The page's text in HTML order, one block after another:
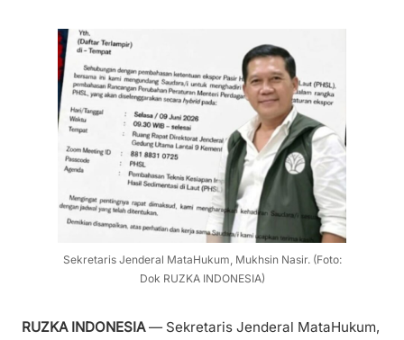
Sekretaris Jenderal MataHukum, Mukhsin Nasir. (Foto:
Dok RUZKA INDONESIA)
RUZKA INDONESIA— Sekretaris Jenderal MataHukum,